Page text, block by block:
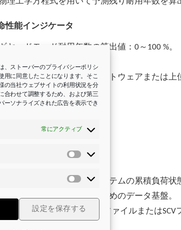
、ストーバーのプライバシーポリシ
用に同意したことになります。そこ
の当社ウェブサイトの利用状況を分
合わせて調整するため、および第三
ーソナライズされた広告を表示でき
常にアクティブ
学
ケ
テ
設定を保存する
性能インジケータ
ギヤードモード耐用年数の算出値：0～100 %。
90 %以上：交換を推奨。
ライブコントローラのソフトウェアまたは上
力。
全運転時間にわたる駆動システムの累積負荷状
実際の負荷状況を把握するためのデータ基盤。
Virtual LifetimeデータをJSONファイルまたは